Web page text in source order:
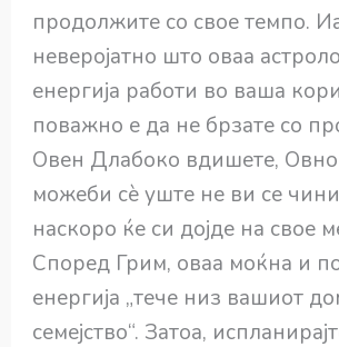
продолжите со свое темпо.
неверојатно што оваа
енергија работи во ваша
поважно е да не брзате со
Овен Длабоко вдишете,
можеби сè уште не ви се чини
наскоро ќе си дојде на свое
Според Грим, оваа моќна и
енергија „тече низ вашиот
семејство“. Затоа,